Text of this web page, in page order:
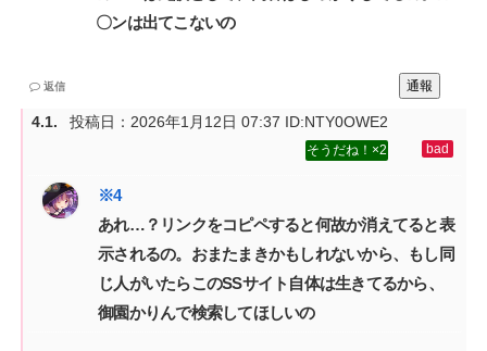
〇ンは出てこないの
通報
返信
投稿日：2026年1月12日 07:37 ID:NTY0OWE2
2
あれ…？リンクをコピペすると何故か消えてると表
示されるの。おまたまきかもしれないから、もし同
じ人がいたらこのSSサイト自体は生きてるから、
御園かりんで検索してほしいの